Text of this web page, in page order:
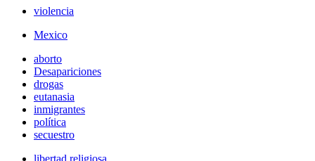
violencia
Mexico
aborto
Desapariciones
drogas
eutanasia
inmigrantes
política
secuestro
libertad religiosa